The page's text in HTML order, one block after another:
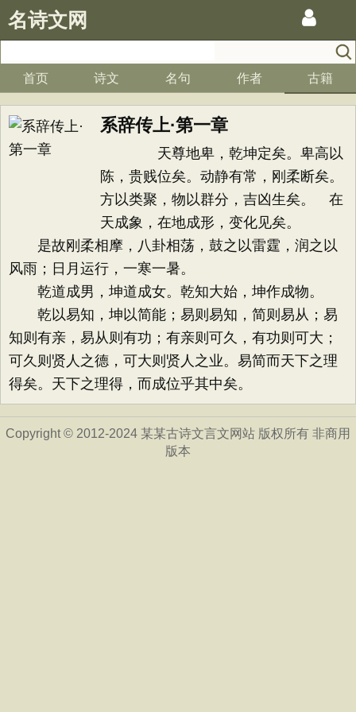
名诗文网
首页 诗文 名句 作者 古籍
系辞传上·第一章
天尊地卑，乾坤定矣。卑高以
陈，贵贱位矣。动静有常，刚柔断矣。
方以类聚，物以群分，吉凶生矣。 在
天成象，在地成形，变化见矣。
是故刚柔相摩，八卦相荡，鼓之以雷霆，润之以
风雨；日月运行，一寒一暑。
乾道成男，坤道成女。乾知大始，坤作成物。
乾以易知，坤以简能；易则易知，简则易从；易
知则有亲，易从则有功；有亲则可久，有功则可大；
可久则贤人之德，可大则贤人之业。易简而天下之理
得矣。天下之理得，而成位乎其中矣。
Copyright © 2012-2024 某某古诗文言文网站 版权所有 非商用
版本